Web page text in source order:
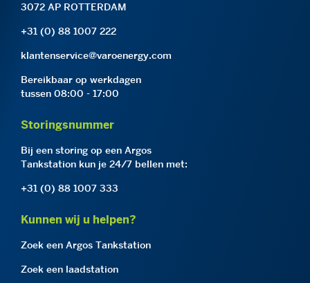
3072 AP ROTTERDAM
+31 (0) 88 1007 222
klantenservice@varoenergy.com
Bereikbaar op werkdagen
tussen 08:00 - 17:00
Storingsnummer
Bij een storing op een Argos
Tankstation kun je 24/7 bellen met:
+31 (0) 88 1007 333
Kunnen wij u helpen?
Zoek een Argos Tankstation
Zoek een laadstation